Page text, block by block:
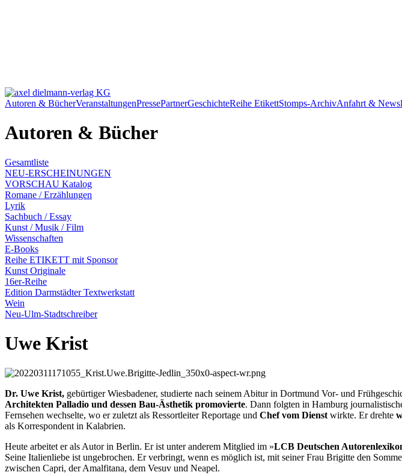
Autoren & BücherVeranstaltungenPressePartnerGeschichteReihe EtikettStomps-ArchivAnfahrt &
Autoren & Bücher
Gesamtliste
NEU-ERSCHEINUNGEN
VORSCHAU Katalog
Romane / Erzählungen
Lyrik
Sachbuch / Essay
Kunst / Musik / Film
Wissenschaften
E-Books
Reihe ETIKETT mit Sponsor
Kunst Originale
16er-Reihe
Edition Darmstädter Textwerkstatt
Wein
Neu-Ulm-Stadtschreiber
Uwe Krist
Dr. Uwe Krist, gebürtiger Wiesbadener, studierte nach seinem Abitur in Dortmund Vor- und
Architekten Palladio und dessen Bau-Ästhetik promovierte. Dann folgten in Hamburg
Fernsehen wechselte, wo er zuletzt als Ressortleiter Reportage und Chef vom Dienst wirkte. Er drehte
als Korrespondent in Kalabrien.
Heute arbeitet er als Autor in Berlin. Er ist unter anderem Mitglied im »LCB Deutschen
Seine Italienliebe ist ungebrochen. Er verbringt, wenn es möglich ist, mit seiner Frau Brigitte den
zwischen Capri, der Amalfitana, dem Vesuv und Neapel.